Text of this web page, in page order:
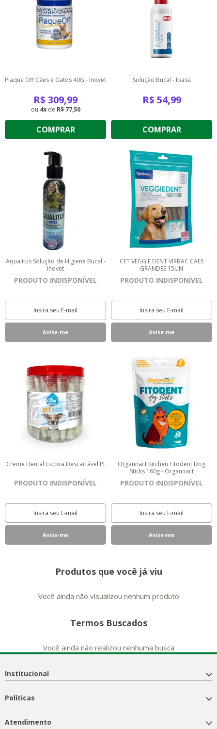
Plaque Off Cães e Gatos 40G - Inovet
R$ 309,99
4 de R$ 77,50
COMPRAR
Solução Bucal - Ibasa
R$ 54,99
COMPRAR
Aqualitus Solução de Higiene Bucal -
Inovet
PRODUTO INDISPONÍVEL
CET VEGGIE DENT VIRBAC CAES
GRANDES 15UN
PRODUTO INDISPONÍVEL
Creme Dental Escova Descartável Pt
PRODUTO INDISPONÍVEL
Organnact Kitchen Fitodent Dog
Sticks 160g - Organnact
PRODUTO INDISPONÍVEL
Produtos que você já viu
Você ainda não visualizou nenhum produto
Termos Buscados
Você ainda não realizou nenhuma busca
Institucional
Políticas
Atendimento